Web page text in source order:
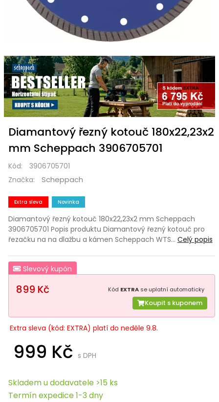
Diamantový řezný kotouč 180x22,23x2
mm Scheppach 3906705701
Kód:
3906705701
Značka:
Scheppach
Extra sleva Novinka
Diamantový řezný kotouč 180x22,23x2 mm Scheppach
3906705701 Popis produktu Diamantový řezný kotouč pro
řezačku na na dlažbu a kámen Scheppach WTS… Celý popis
Slevový kupón
899 Kč Kód EXTRA se uplatní automaticky
Koupit s kuponem
Extra sleva (kód: EXTRA) platí do neděle 9.8.
999 Kč s DPH
Skladem u dodavatele >15 ks
Termín expedice 1-3 dny